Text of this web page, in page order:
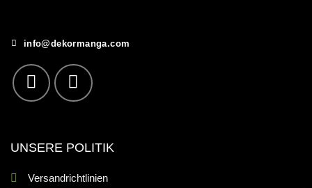
info@dekormanga.com
UNSERE POLITIK
Versandrichtlinien